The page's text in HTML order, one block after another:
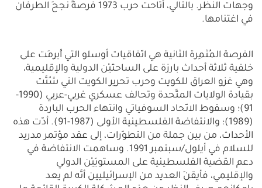
وجهات النظر. بالتالي، أتاحت حرب 1973 فرصةً نجحَ الطرفان
في اغتنامها.
الفرصة المُثمِرة الثانية هي اتّفاقيات أوسلو التي أُبرِمَت على
خلفية ثلاثة أحداث بارزة على الساحتَيْن الدولية والإقليمية،
وهي غزو العراق للكويت وحرب تحرير الكويت التي شُنَّت
بقيادة الولايات المتَّحدة وتحالف عسكري غربي-عربي (1990-
91)؛ وسقوط الاتّحاد السوفياتي وانتهاء الحرب الباردة
(1989)؛ والانتفاضة الفلسطينية الأولى (1987-91). أدّت هذه
الأحداث، من بين جملة من التطوّرات، إلى عقد مؤتمر مدريد
للسلام في أيلول/سبتمبر 1991. وساهمت الانتفاضة في
دعم القضية الفلسطينية على المستويَيْن الدولي
والإقليمي، فأيقنَ العديد من الإسرائيليين أنَّه لم يعد